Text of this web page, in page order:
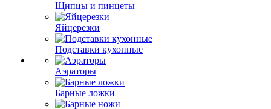
Щипцы и пинцеты
Яйцерезки
Подставки кухонные
Аэраторы
Барные ложки